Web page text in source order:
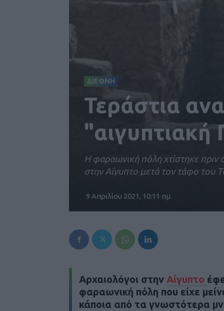
ΔΙΕΘΝΗ
Τεράστια
"αιγυπτιακή
Η φαραωνική πόλη χτίστηκε
στην Αίγυπτο μετά τον τάφο του
9 Απριλίου 2021, 10:11 πμ
Αρχαιολόγοι στην Αίγυπτο
φαραωνική πόλη που είχε
κάποια από τα γνωστότερα